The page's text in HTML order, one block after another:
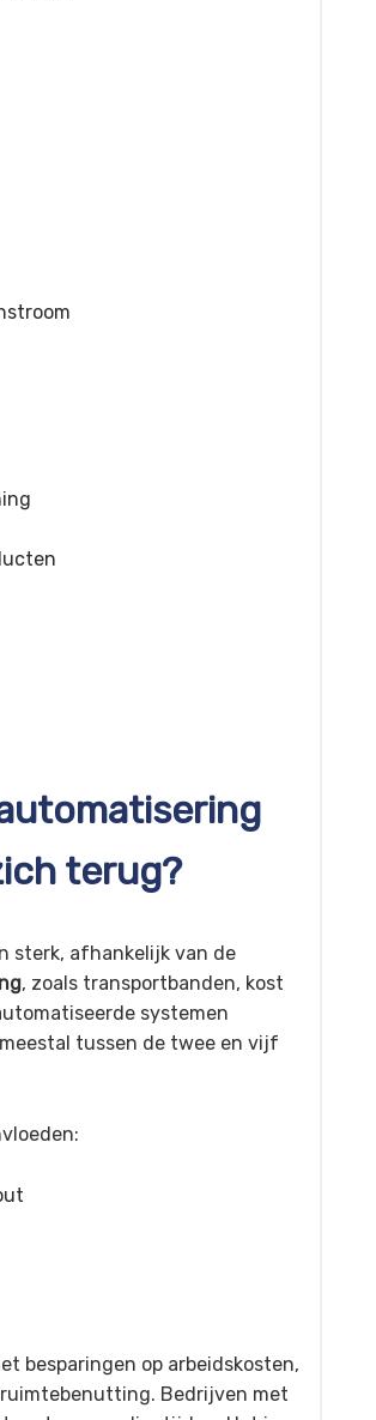
terug?
sterk, afhankelijk van de
, zoals transportbanden, kost
systemen
tussen de twee en vijf
besparingen op arbeidskosten,
Bedrijven met